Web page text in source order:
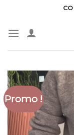
content
Promo !